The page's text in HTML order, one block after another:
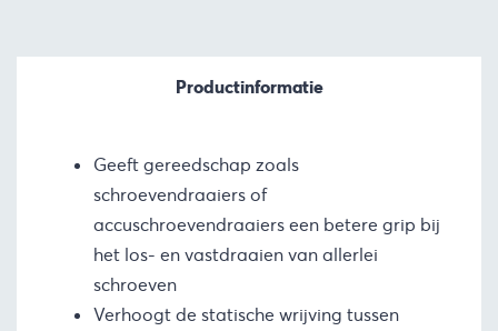
Productinformatie
Geeft gereedschap zoals
schroevendraaiers of
accuschroevendraaiers een betere grip bij
het los- en vastdraaien van allerlei
schroeven
Verhoogt de statische wrijving tussen